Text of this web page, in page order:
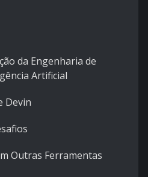
da Engenharia de
Artificial
Devin
Outras Ferramentas